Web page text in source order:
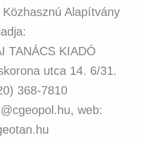
Alapítvány
TANÁCS KIADÓ
utca 14. 6/31.
368-7810
web: